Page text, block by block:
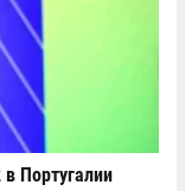
Португалии